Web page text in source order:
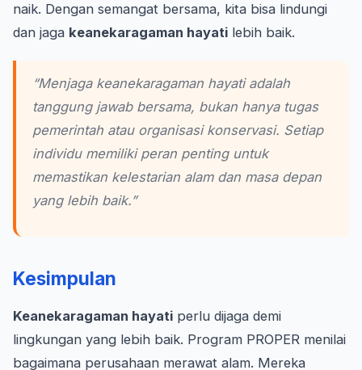
naik. Dengan semangat bersama, kita bisa lindungi
dan jaga keanekaragaman hayati lebih baik.
“Menjaga keanekaragaman hayati adalah
tanggung jawab bersama, bukan hanya tugas
pemerintah atau organisasi konservasi. Setiap
individu memiliki peran penting untuk
memastikan kelestarian alam dan masa depan
yang lebih baik.”
Kesimpulan
Keanekaragaman hayati perlu dijaga demi
lingkungan yang lebih baik. Program PROPER menilai
bagaimana perusahaan merawat alam. Mereka